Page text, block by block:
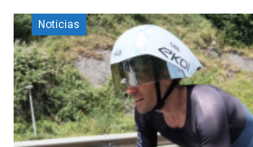
Noticias